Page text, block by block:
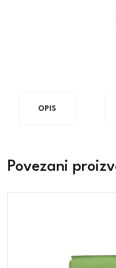
OPIS
Povezani